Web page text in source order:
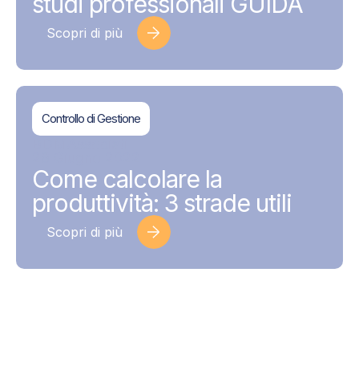
Scopri di più
Controllo di Gestione
Come calcolare la
produttività: 3 strade utili
Scopri di più